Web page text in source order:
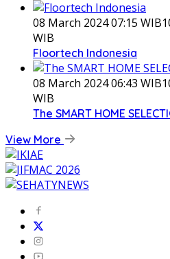
08 March 2024 07:15 WIB
WIB
Floortech Indonesia
08 March 2024 06:43 WIB
WIB
The SMART HOME
View More